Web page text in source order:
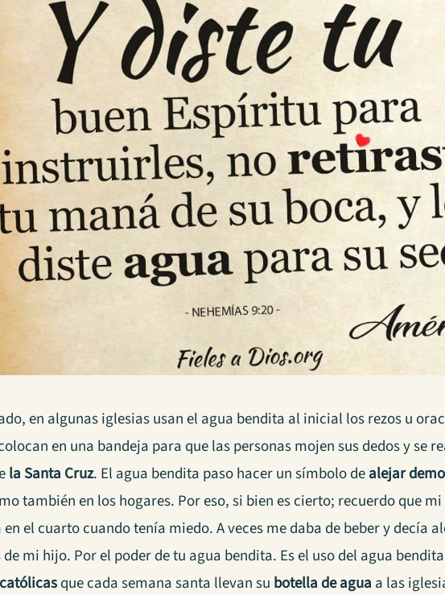
en algunas iglesias usan el agua bendita al inicial los rezos u
en una bandeja para que las personas mojen sus dedos y se
la Santa Cruz. El agua bendita paso hacer un símbolo dealejar
también en los hogares. Por eso, si bien es cierto; recuerdo que
el cuarto cuando tenía miedo. A veces me daba de beber y decía
mi hijo. Por el poder de tu agua bendita. Es el uso del agua
que cada semana santa llevan su botella de agua a las